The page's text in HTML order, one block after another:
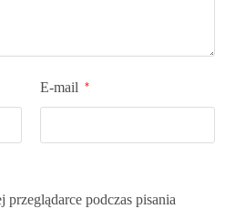
E-mail *
przeglądarce podczas pisania